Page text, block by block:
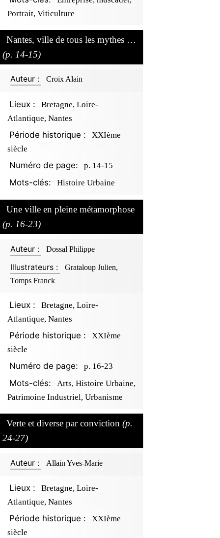
Portrait, Viticulture
Nantes, ville de tous les mythes …
(p. 14-15)
Auteur : Croix Alain
Lieux :
Bretagne, Loire-
Atlantique, Nantes
Période historique :
XXIème
siècle
Numéro de page: p. 14-15
Mots-clés: Histoire Urbaine
Une ville en pleine métamorphose
(p. 16-23)
Auteur : Dossal Philippe
Illustrateurs :
Grataloup Julien,
Tomps Franck
Lieux :
Bretagne, Loire-
Atlantique, Nantes
Période historique :
XXIème
siècle
Numéro de page: p. 16-23
Mots-clés:
Arts, Histoire Urbaine,
Patrimoine Industriel, Urbanisme
Verte et diverse par conviction (p.
24-27)
Auteur : Allain Yves-Marie
Lieux :
Bretagne, Loire-
Atlantique, Nantes
Période historique :
XXIème
siècle